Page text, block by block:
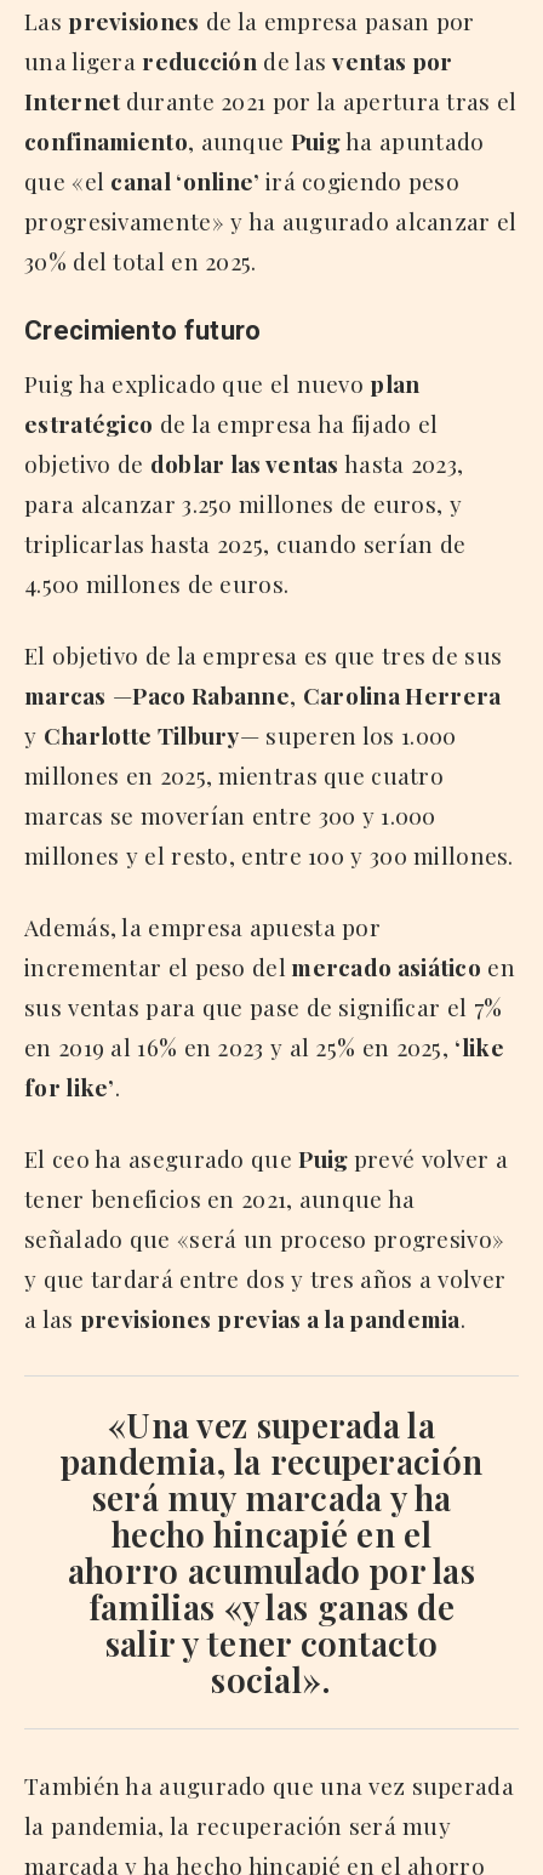
Las previsiones de la empresa pasan por
una ligera reducción de lasventas por
Internetdurante 2021 por la apertura tras el
confinamiento, aunque Puigha apuntado
que «el canal ‘online’ irá cogiendo peso
progresivamente» y ha augurado alcanzar el
30% del total en 2025.
Crecimiento futuro
Puig ha explicado que el nuevo plan
estratégico de la empresa ha fijado el
objetivo de doblar las ventas hasta 2023,
para alcanzar 3.250 millones de euros, y
triplicarlas hasta 2025, cuando serían de
4.500 millones de euros.
El objetivo de la empresa es que tres de sus
marcas —Paco Rabanne, Carolina Herrera
y Charlotte Tilbury— superen los 1.000
millones en 2025, mientras que cuatro
marcas se moverían entre 300 y 1.000
millones y el resto, entre 100 y 300 millones.
Además, la empresa apuesta por
incrementar el peso del mercado asiático en
sus ventas para que pase de significar el 7%
en 2019 al 16% en 2023 y al 25% en 2025, ‘like
for like’.
El ceo ha asegurado quePuigprevé volver a
tener beneficios en 2021, aunque ha
señalado que «será un proceso progresivo»
y que tardará entre dos y tres años a volver
a las previsiones previas a la pandemia.
«Una vez superada la
pandemia, la recuperación
será muy marcada y ha
hecho hincapié en el
ahorro acumulado por las
familias «y las ganas de
salir y tener contacto
social».
También ha augurado que una vez superada
la pandemia, la recuperación será muy
marcada y ha hecho hincapié en el ahorro